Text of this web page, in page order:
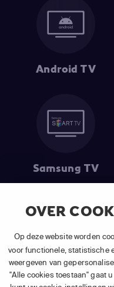
OVER
Op deze website worden
voor functionele, statistische
weergeven van
"Alle cookies toestaan" gaat
Android TV
Samsung TV
(1) De eerste 30 dagen
van APP
(2) Prijs
(3) Restart & Replayis
van